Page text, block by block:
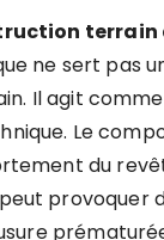
terrain
ne sert pas
Il agit
Le
du
provoquer